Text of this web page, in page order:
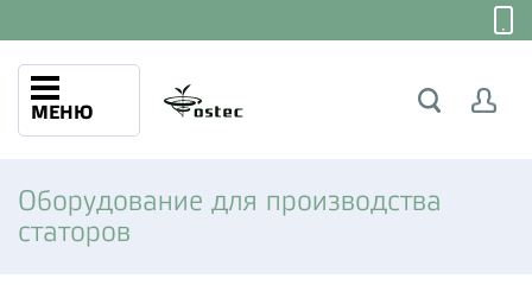
МЕНЮ
Оборудование для производства
статоров